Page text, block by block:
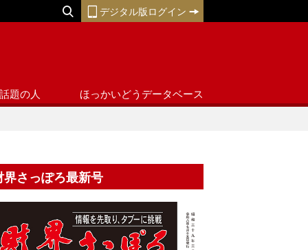
デジタル版ログイン
話題の人 ほっかいどうデータベース
界さっぽろ最新号